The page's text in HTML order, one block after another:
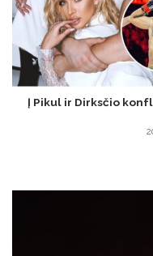
Į Pikul ir Dirksčio